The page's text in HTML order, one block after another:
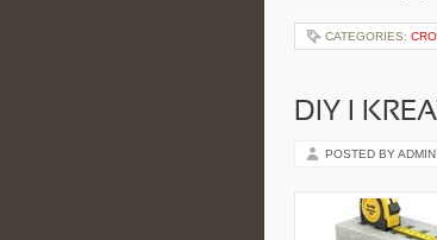
CATEGORIES:
DIY I
POSTED BY ADMIN